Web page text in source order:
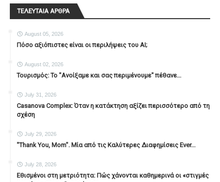
ΤΕΛΕΥΤΑΙΑ ΑΡΘΡΑ
August 05, 2026
Πόσο αξιόπιστες είναι οι περιλήψεις του ΑΙ;
August 02, 2026
Τουρισμός: Το "Ανοίξαμε και σας περιμένουμε" πέθανε...
July 31, 2026
Casanova Complex: Όταν η κατάκτηση αξίζει περισσότερο από τη
σχέση
July 29, 2026
"Thank You, Mοm". Μία από τις Καλύτερες Διαφημίσεις Ever...
July 28, 2026
Εθισμένοι στη μετριότητα: Πώς χάνονται καθημερινά οι «στιγμές